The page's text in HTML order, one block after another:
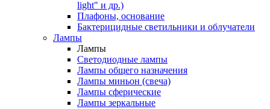
light" и др.)
Плафоны, основание
Бактерицидные светильники и облучатели
Лампы
Лампы
Светодиодные лампы
Лампы общего назначения
Лампы миньон (свеча)
Лампы сферические
Лампы зеркальные